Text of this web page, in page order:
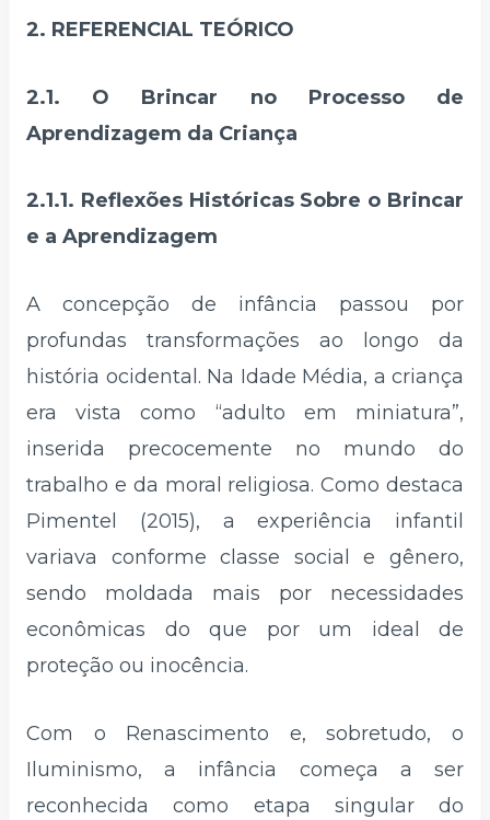
2. REFERENCIAL TEÓRICO
2.1. O Brincar no Processo de
Aprendizagem da Criança
2.1.1. Reflexões Históricas Sobre o Brincar
e a Aprendizagem
A concepção de infância passou por
profundas transformações ao longo da
história ocidental. Na Idade Média, a criança
era vista como “adulto em miniatura”,
inserida precocemente no mundo do
trabalho e da moral religiosa. Como destaca
Pimentel (2015), a experiência infantil
variava conforme classe social e gênero,
sendo moldada mais por necessidades
econômicas do que por um ideal de
proteção ou inocência.
Com o Renascimento e, sobretudo, o
Iluminismo, a infância começa a ser
reconhecida como etapa singular do